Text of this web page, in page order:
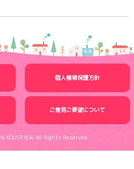
個人情報保護方針
ご意見ご要望について
KOUSEIKAI All Rights Reserved.